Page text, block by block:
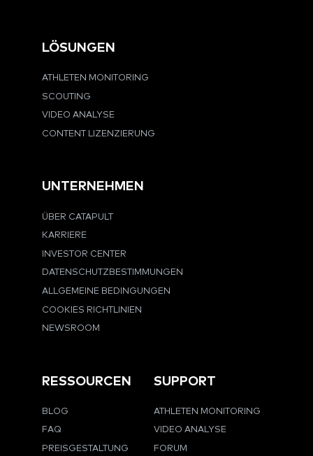
LÖSUNGEN
ATHLETEN MONITORING
SCOUTING
VIDEO ANALYSE
CONTENT LIZENZIERUNG
UNTERNEHMEN
ÜBER CATAPULT
KARRIERE
INVESTOR CENTER
DATENSCHUTZBESTIMMUNGEN
ALLGEMEINE BEDINGUNGEN
COOKIES RICHTLINIEN
NEWSROOM
RESSOURCEN
BLOG
FAQ
PREISGESTALTUNG
SUPPORT
ATHLETEN MONITORING
VIDEO ANALYSE
FORUM